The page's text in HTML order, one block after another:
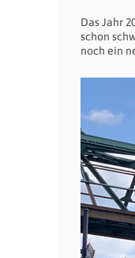
Das Jahr
schon
noch ein